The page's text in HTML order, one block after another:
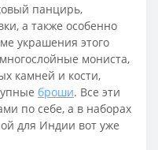
панцирь,
а также особенно
украшения этого
мониста,
камней и кости,
броши. Все эти
по себе, а в наборах
для Индии вот уже